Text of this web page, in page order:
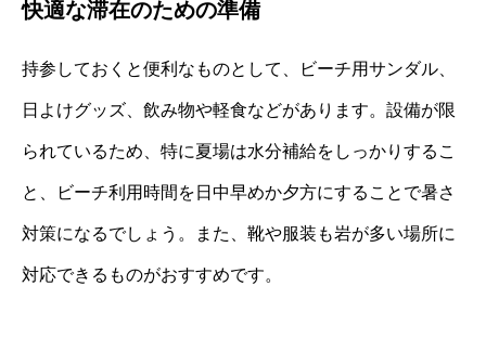
快適な滞在のための準備
持参しておくと便利なものとして、ビーチ用サンダル、
日よけグッズ、飲み物や軽食などがあります。設備が限
られているため、特に夏場は水分補給をしっかりするこ
と、ビーチ利用時間を日中早めか夕方にすることで暑さ
対策になるでしょう。また、靴や服装も岩が多い場所に
対応できるものがおすすめです。